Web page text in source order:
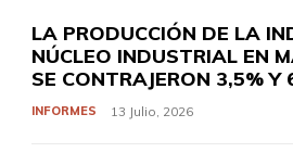
LA PRODUCCIÓN DE LA
NÚCLEO INDUSTRIAL EN
SE CONTRAJERON 3,5% Y
INFORMES 13 Julio, 2026